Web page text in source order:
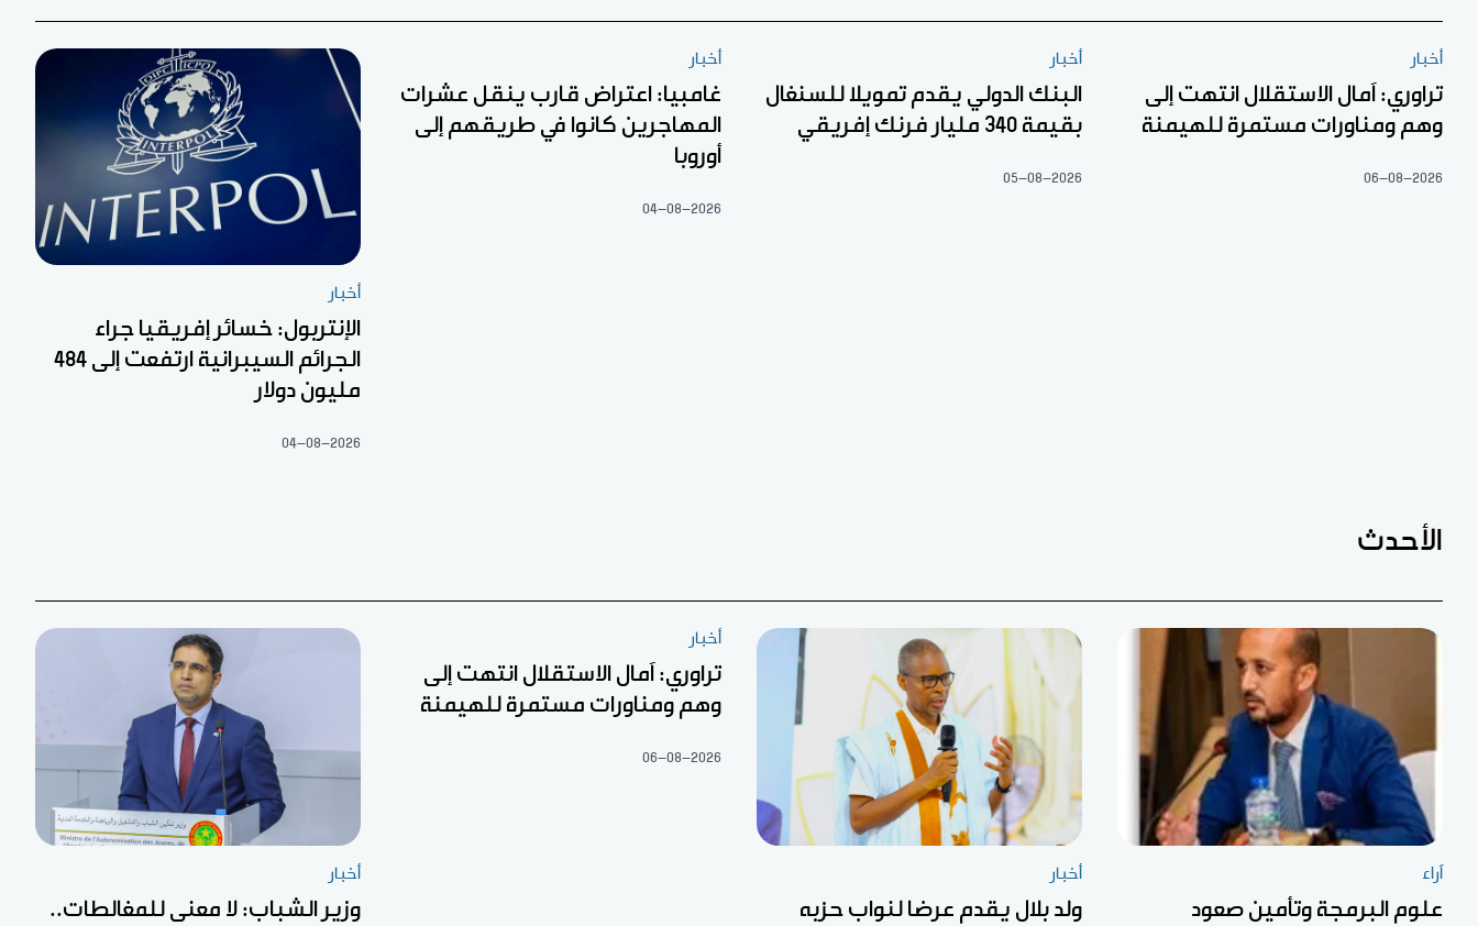
أخبار
تراوري: آمال الاستقلال انتهت إلى
وهم ومناورات مستمرة للهيمنة
06-08-2026
أخبار
البنك الدولي يقدم تمويلا للسنغال
بقيمة 340 مليار فرنك إفريقي
05-08-2026
أخبار
غامبيا: اعتراض قارب ينقل عشرات
المهاجرين كانوا في طريقهم إلى
أوروبا
04-08-2026
أخبار
الإنتربول: خسائر إفريقيا جراء
الجرائم السيبرانية ارتفعت إلى 484
مليون دولار
04-08-2026
الأحدث
آراء
علوم البرمجة وتأمين صعود
أخبار
ولد بلال يقدم عرضا لنواب حزبه
أخبار
تراوري: آمال الاستقلال انتهت إلى
وهم ومناورات مستمرة للهيمنة
06-08-2026
أخبار
وزير الشباب: لا معنى للمغالطات..